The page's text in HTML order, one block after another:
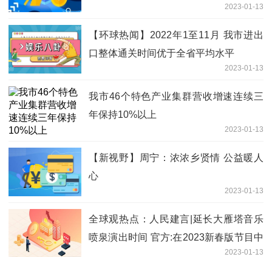
2023-01-13
【环球热闻】2022年1至11月 我市进出
口整体通关时间优于全省平均水平
2023-01-13
我市46个特色产业集群营收增速连续三
年保持10%以上
2023-01-13
【新视野】周宁：浓浓乡贤情 公益暖人
心
2023-01-13
全球观热点：人民建言|延长大雁塔音乐
喷泉演出时间 官方:在2023新春版节目中
2023-01-13